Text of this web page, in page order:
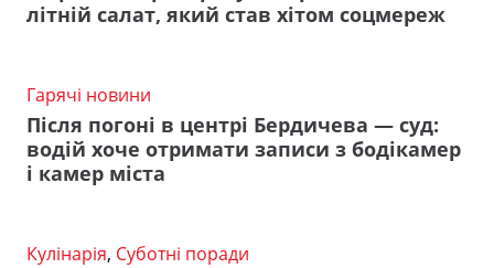
літній салат, який став хітом соцмереж
Гарячі новини
Після погоні в центрі Бердичева — суд:
водій хоче отримати записи з бодікамер
і камер міста
Кулінарія, Суботні поради